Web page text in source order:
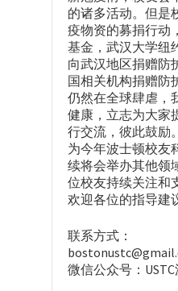
的诸多活动。但是
疫物资的募捐行动
基金，武汉大学纽
向武汉地区捐赠防
国相关机构捐赠防
仍然在全球肆虐，
健康，立志为大家
行交流，彼此鼓励
为今年波士顿校友
续将会举办其他领
位校友持续关注和
欢迎各位的指导建
联系方式：
微信公众号：